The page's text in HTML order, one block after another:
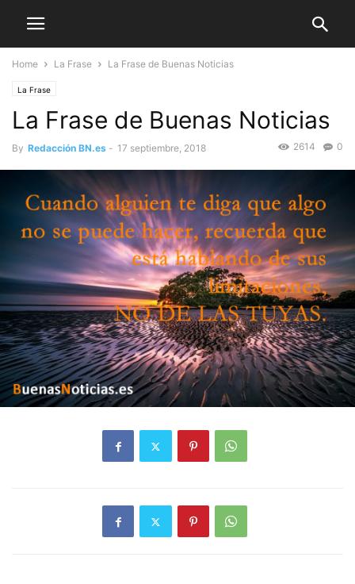
Home La Frase La Frase de Buenas Noticias
La Frase
La Frase de Buenas Noticias
By Redacción BN.es - 17 septiembre, 2018 0
2614